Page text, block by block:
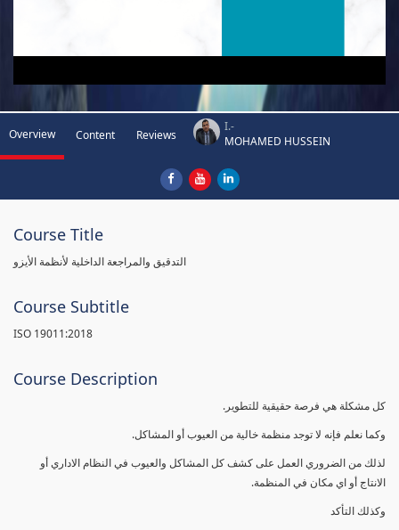
Overview Content Reviews
I.-
MOHAMED HUSSEIN
Course Title
التدقيق والمراجعة الداخلية لأنظمة الأيزو
Course Subtitle
ISO 19011:2018
Course Description
كل مشكلة هي فرصة حقيقية للتطوير.
وكما نعلم فإنه لا توجد منظمة خالية من العيوب أو المشاكل.
لذلك من الضروري العمل على كشف كل المشاكل والعيوب في النظام الاداري أو
الانتاج أو اي مكان في المنظمة.
وكذلك التأكد